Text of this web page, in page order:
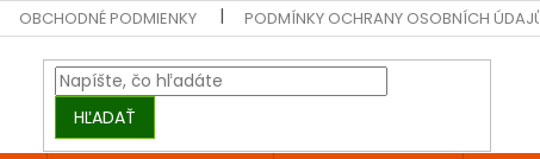
OBCHODNÉ PODMIENKY PODMÍNKY OCHRANY OSOBNÍCH ÚDAJŮ
HĽADAŤ